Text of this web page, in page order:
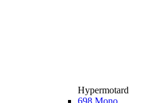
Hypermotard